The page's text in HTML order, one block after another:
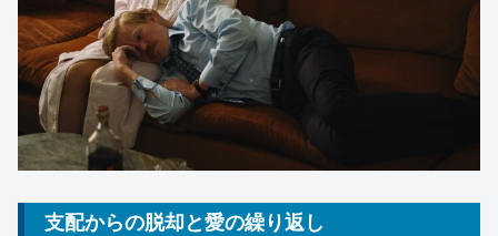
支配からの脱却と愛の繰り返し